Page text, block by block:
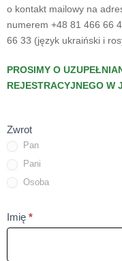
o kontakt mailowy na
numerem +48 81 466 66
66 33 (język ukraiński i
PROSIMY O
REJESTRACYJNEGO W
Zwrot
Pan
Pani
Osoba
Imię *To